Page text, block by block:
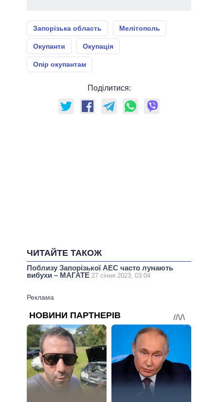
Запорізька область Мелітополь
Окупанти Окупація
Опір окупантам
Поділитися:
ЧИТАЙТЕ ТАКОЖ
Поблизу Запорізької АЕС часто лунають
вибухи – МАГАТЕ 27 січня 2023, 03:04